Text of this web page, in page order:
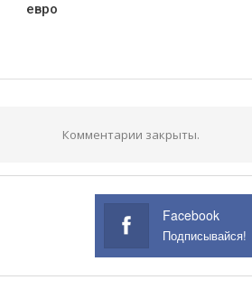
евро
Комментарии закрыты.
Facebook
Подписывайся!